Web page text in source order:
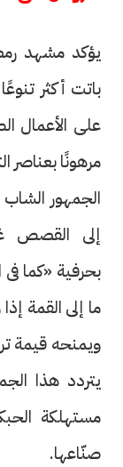
باتت أكثر
على الأعمال
مرهونًا بعناصر
الجمهور
إلى القصص
بحرفية «كما
ما إلى القمة
ويمنحه قيمة
يتردد هذا
مستهلكة
صنّاعها.